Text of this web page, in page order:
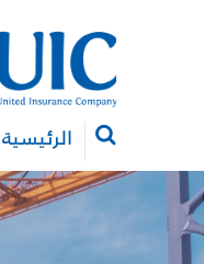
الرئيسية